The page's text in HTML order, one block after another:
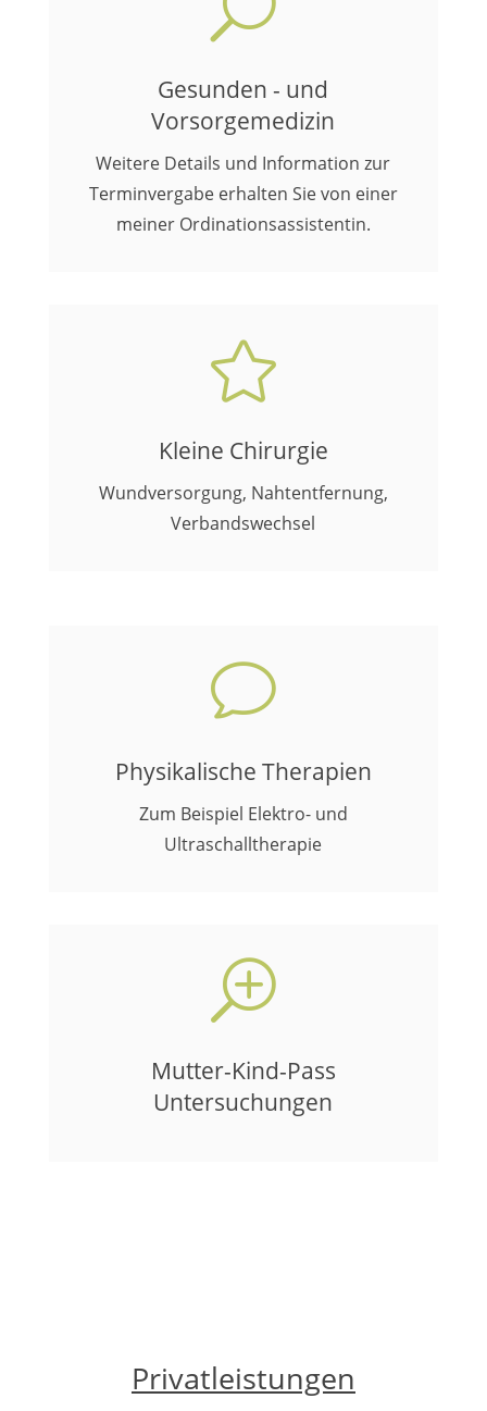
Gesunden - und
Vorsorgemedizin
Weitere Details und Information zur
Terminvergabe erhalten Sie von einer
meiner Ordinationsassistentin.

Kleine Chirurgie
Wundversorgung, Nahtentfernung,
Verbandswechsel
v
Physikalische Therapien
Zum Beispiel Elektro- und
Ultraschalltherapie
T
Mutter-Kind-Pass
Untersuchungen
Privatleistungen